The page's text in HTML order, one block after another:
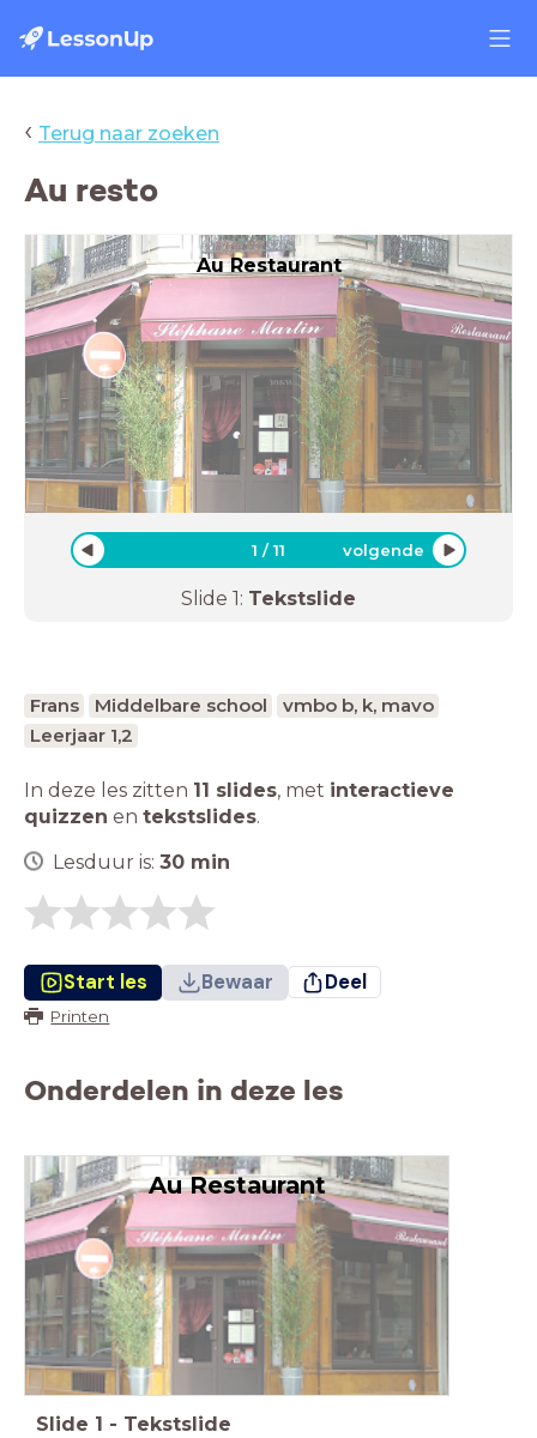
‹ Terug naar zoeken
Au resto
Au Restaurant
1 /11 volgende
Slide 1: Tekstslide
Frans Middelbare school
vmbo b, k, mavo
Leerjaar 1,2
In deze les zitten 11 slides, met interactieve
quizzen en tekstslides.
Lesduur is: 30 min
Start les Bewaar Deel
Printen
Onderdelen in deze les
Au Restaurant
Slide 1 - Tekstslide